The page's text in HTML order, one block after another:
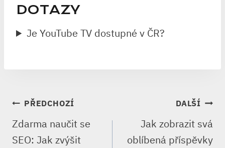
DOTAZY
Je YouTube TV dostupné v ČR?
NAVIGACE
PRO
PŘÍSPĚVEK
PŘEDCHOZÍ
Zdarma naučit se
SEO: Jak zvýšit
DALŠÍ
Jak zobrazit svá
oblíbená příspěvky